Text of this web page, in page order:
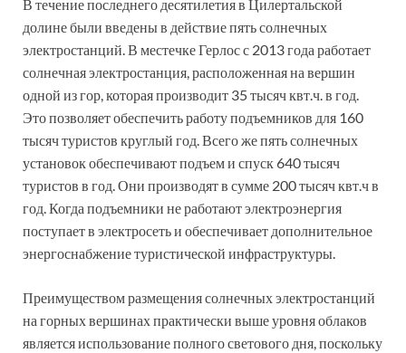
В течение последнего десятилетия в Цилертальской
долине были введены в действие пять солнечных
электростанций. В местечке Герлос с 2013 года работает
солнечная электростанция, расположенная на вершин
одной из гор, которая производит 35 тысяч квт.ч. в год.
Это позволяет обеспечить работу подъемников для 160
тысяч туристов круглый год. Всего же пять солнечных
установок обеспечивают подъем и спуск 640 тысяч
туристов в год. Они производят в сумме 200 тысяч квт.ч в
год. Когда подъемники не работают электроэнергия
поступает в электросеть и обеспечивает дополнительное
энергоснабжение туристической инфраструктуры.
Преимуществом размещения солнечных электростанций
на горных вершинах практически выше уровня облаков
является использование полного светового дня, поскольку